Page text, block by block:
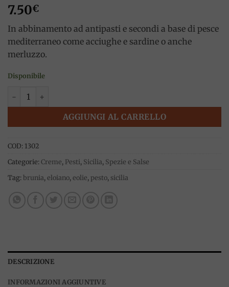
7.50€
In abbinamento ad antipasti e secondi a base di pesce
mediterraneo come acciughe e sardine o anche
merluzzo.
Disponibile
Eoliano pesto 190g, Brunia quantità
AGGIUNGI AL CARRELLO
COD: 1302
Categorie: Creme, Pesti, Sicilia, Spezie e Salse
Tag: brunia, eloiano, eolie, pesto, sicilia
DESCRIZIONE
INFORMAZIONI AGGIUNTIVE